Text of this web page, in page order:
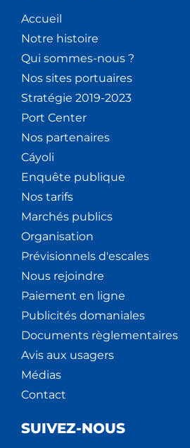
Accueil
Notre histoire
Qui sommes-nous ?
Nos sites portuaires
Stratégie 2019-2023
Port Center
Nos partenaires
Cáyoli
Enquête publique
Nos tarifs
Marchés publics
Organisation
Prévisionnels d'escales
Nous rejoindre
Paiement en ligne
Publicités domaniales
Documents règlementaires
Avis aux usagers
Médias
Contact
SUIVEZ-NOUS